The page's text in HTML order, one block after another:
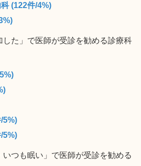
(122件/4%)
た」で医師が受診を勧める診療科
5%)
5%)
つも眠い」で医師が受診を勧める